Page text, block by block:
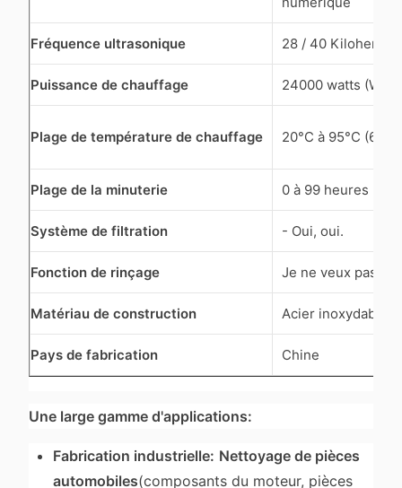
Fréquence ultrasonique 28 / 40 Kilohertz
Puissance de chauffage 24000 watts (W)
Plage de température de chauffage 20°C à 95°C
Plage de la minuterie 0 à 99 heures (H)
Système de filtration - Oui, oui.
Fonction de rinçage Je ne veux pas.
Matériau de construction Acier inoxydable
Pays de fabrication Chine
Une large gamme d'applications:
Fabrication industrielle: Nettoyage de pièces
automobiles(composants du moteur, pièces